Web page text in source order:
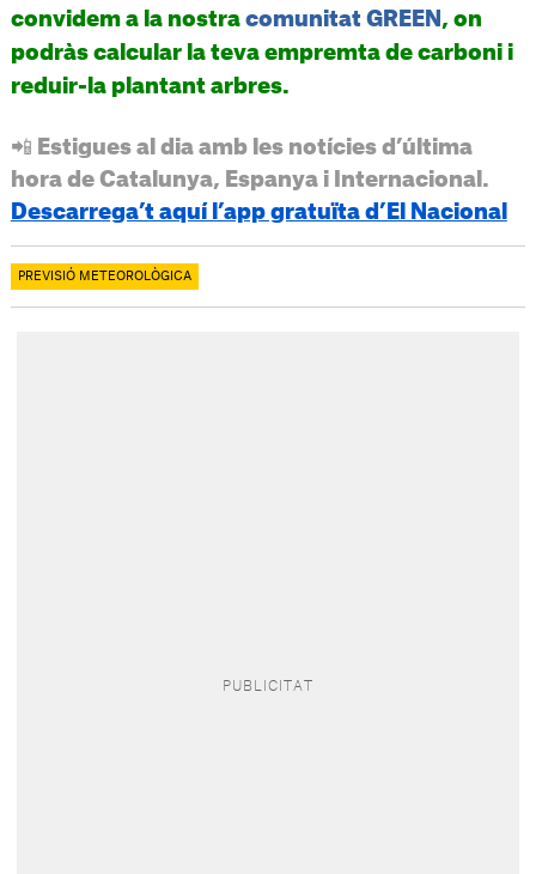
convidem a la nostra comunitat GREEN , on
podràs calcular la teva empremta de carboni i
reduir-la plantant arbres.
📲 Estigues al dia amb les notícies d’última
hora de Catalunya, Espanya i Internacional.
Descarrega’t aquí l’app gratuïta d’El Nacional
PREVISIÓ METEOROLÒGICA